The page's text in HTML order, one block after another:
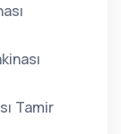
Tamir